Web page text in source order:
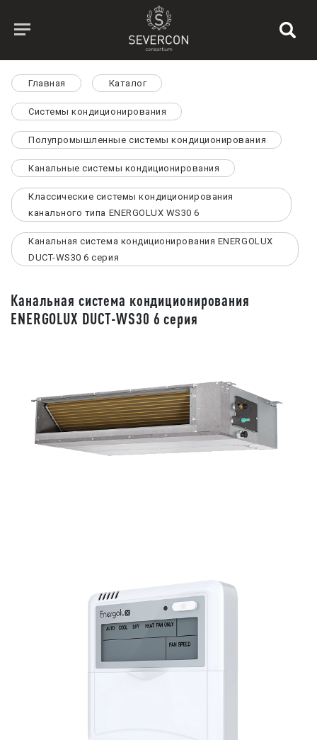
Главная Каталог
Системы кондиционирования
Полупромышленные системы кондиционирования
Канальные системы кондиционирования
Классические системы кондиционирования
канального типа ENERGOLUX WS30 6
Канальная система кондиционирования ENERGOLUX
DUCT-WS30 6 серия
Канальная система кондиционирования
ENERGOLUX DUCT-WS30 6 серия